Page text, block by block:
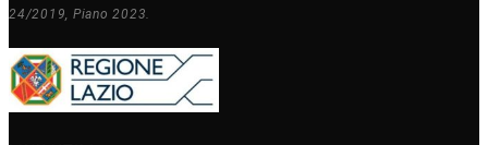
24/2019, Piano 2023.